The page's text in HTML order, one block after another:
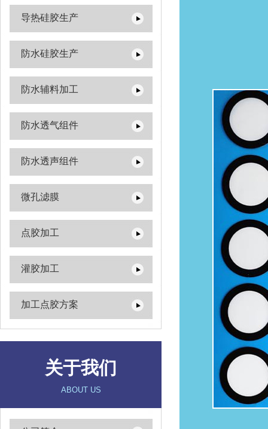
导热硅胶生产
防水硅胶生产
防水辅料加工
防水透气组件
防水透声组件
微孔滤膜
点胶加工
灌胶加工
加工点胶方案
关于我们
ABOUT US